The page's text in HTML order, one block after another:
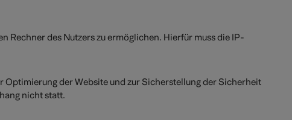
Rechner des Nutzers zu ermöglichen. Hierfür muss die IP-
Optimierung der Website und zur Sicherstellung der Sicherheit
nicht statt.